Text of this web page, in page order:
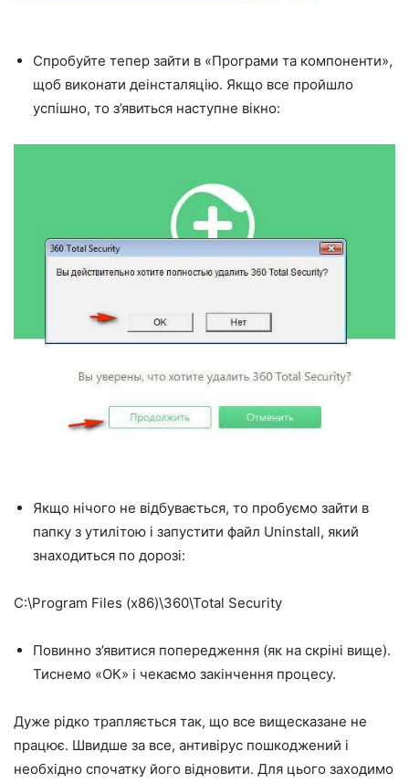
Спробуйте тепер зайти в «Програми та компоненти»,
щоб виконати деінсталяцію. Якщо все пройшло
успішно, то з’явиться наступне вікно:
Якщо нічого не відбувається, то пробуємо зайти в
папку з утилітою і запустити файл Uninstall, який
знаходиться по дорозі:
C:\Program Files (x86)\360\Total Security
Повинно з’явитися попередження (як на скріні вище).
Тиснемо «ОК» і чекаємо закінчення процесу.
Дуже рідко трапляється так, що все вищесказане не
працює. Швидше за все, антивірус пошкоджений і
необхідно спочатку його відновити. Для цього заходимо